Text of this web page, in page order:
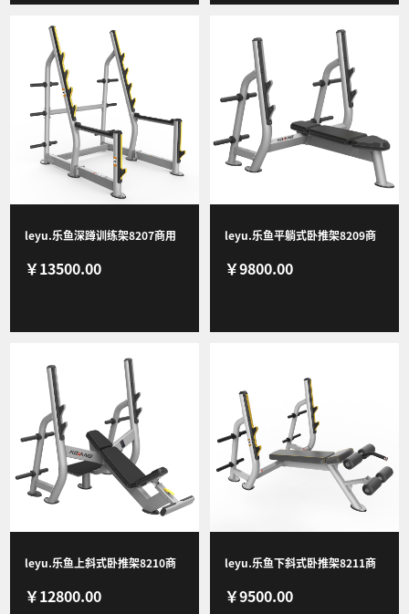
leyu.乐鱼深蹲训练架8207商用
健身器材健身房团购综合训练器
￥13500.00
leyu.乐鱼平躺式卧推架8209商
用健身器材健身房团购综合训练
￥9800.00
leyu.乐鱼上斜式卧推架8210商
用健身器材健身房团购综合训练
￥12800.00
leyu.乐鱼下斜式卧推架8211商
用健身器材健身房团购综合训练
￥9500.00